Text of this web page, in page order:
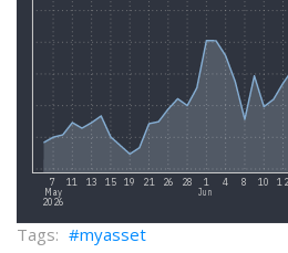
myasset